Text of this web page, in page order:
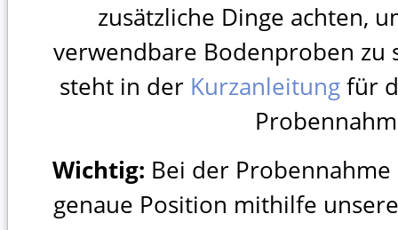
zusätzliche Dinge achten,
verwendbare Bodenproben zu
steht in der Kurzanleitungfür
Wichtig: Bei der
genaue Position mithilfe